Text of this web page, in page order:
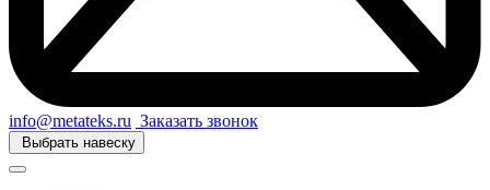
info@metateks.ru Заказать звонок
Выбрать навеску